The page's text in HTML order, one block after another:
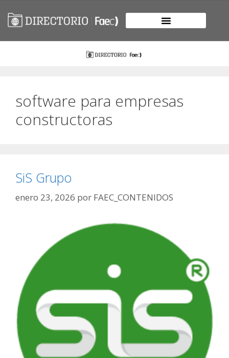
software para empresas
constructoras
SiS Grupo
enero 23, 2026 por FAEC_CONTENIDOS